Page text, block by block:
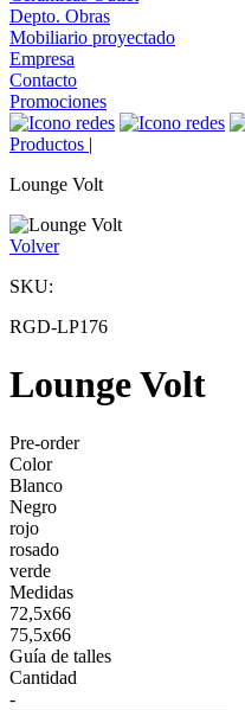
Depto. Obras
Mobiliario proyectado
Empresa
Contacto
Promociones
Productos |
Lounge Volt
Volver
SKU:
RGD-LP176
Lounge Volt
Pre-order
Color
Blanco
Negro
rojo
rosado
verde
Medidas
72,5x66
75,5x66
Guía de talles
Cantidad
-